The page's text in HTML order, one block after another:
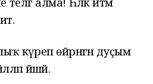
күреп өйрәнгән дуҫым
йәшәй.